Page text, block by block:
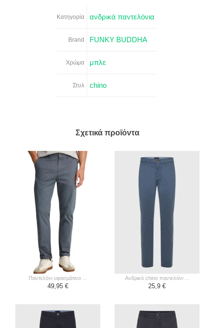
Κατηγορία ανδρικά παντελόνια
Brand FUNKY BUDDHA
Χρώμα μπλε
Στυλ chino
Σχετικά προϊόντα
παντελόνι υφασμάτινο ...
49,95 €
ανδρικό chino παντελόνι ...
25,9 €